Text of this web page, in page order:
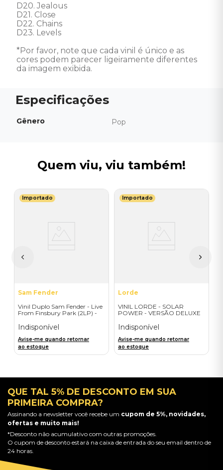
D20. Jealous
D21. Close
D22. Chains
D23. Levels
*Por favor, note que cada vinil é único e as
cores podem parecer ligeiramente diferentes
da imagem exibida.
Gênero Pop
Quem viu, viu também!
Importado
Sam Fender
Vinil Duplo Sam Fender - Live
From Finsbury Park (2LP) -
Indisponível
Avise-me quando retornar
ao estoque
Importado
Lorde
VINIL LORDE - SOLAR
POWER - VERSÃO DELUXE
Indisponível
Avise-me quando retornar
ao estoque
QUE TAL 5% DE DESCONTO EM SUA
PRIMEIRA COMPRA?
Assinando a newsletter você recebe um cupom de 5%, novidades,
ofertas e muito mais!
*Desconto não acumulativo com outras promoções.
O cupom de desconto estará na caixa de entrada do seu email dentro de
24 horas.